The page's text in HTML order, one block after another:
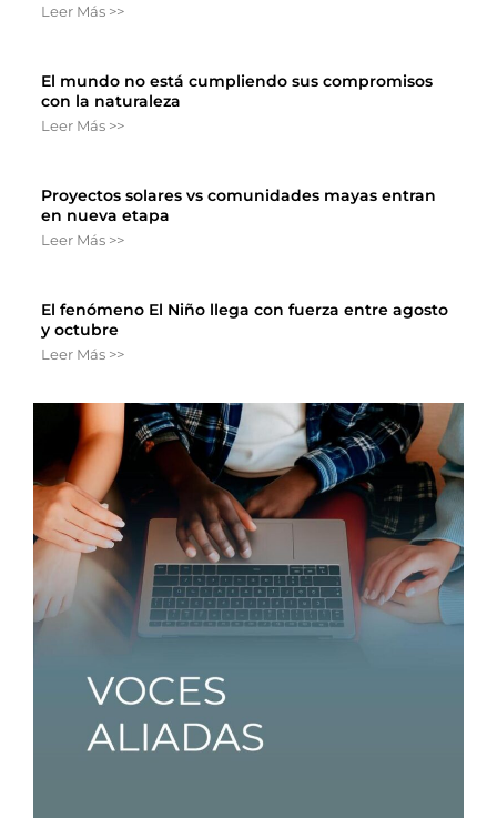
Leer Más >>
El mundo no está cumpliendo sus compromisos
con la naturaleza
Leer Más >>
Proyectos solares vs comunidades mayas entran
en nueva etapa
Leer Más >>
El fenómeno El Niño llega con fuerza entre agosto
y octubre
Leer Más >>